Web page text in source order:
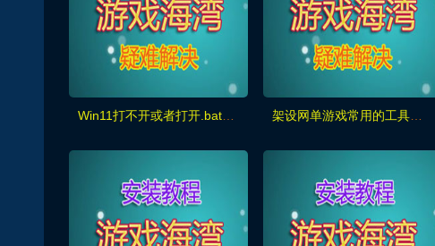
Win11打不开或者打开.bat游戏，一闪就没了解决方法 架设网单游戏常用的工具合集！